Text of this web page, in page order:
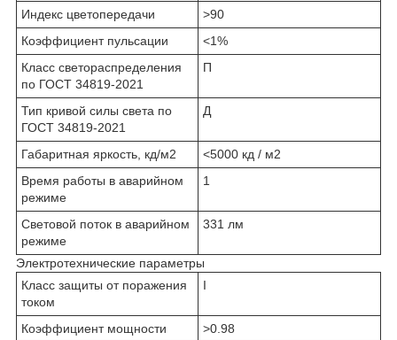
Индекс цветопередачи
>90
Коэффициент пульсации
<1%
Класс светораспределения
по ГОСТ 34819-2021
П
Тип кривой силы света по
ГОСТ 34819-2021
Д
Габаритная яркость, кд/м2
<5000 кд / м2
Время работы в аварийном
режиме
1
Световой поток в аварийном
режиме
331 лм
Электротехнические параметры
Класс защиты от поражения
током
I
Коэффициент мощности
>0.98